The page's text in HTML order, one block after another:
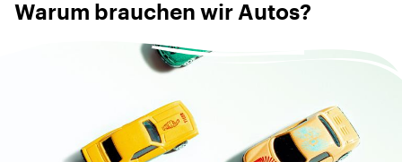
Warum brauchen wir Autos?